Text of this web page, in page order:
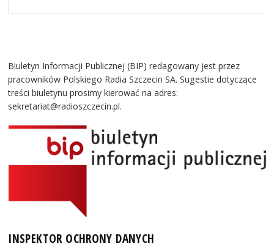
Biuletyn Informacji Publicznej (BIP) redagowany jest przez
pracowników Polskiego Radia Szczecin SA. Sugestie dotyczące
treści biuletynu prosimy kierować na adres:
sekretariat@radioszczecin.pl.
INSPEKTOR OCHRONY DANYCH